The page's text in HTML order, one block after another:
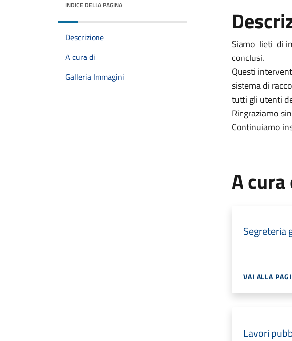
INDICE DELLA PAGINA
Descrizione
A cura di
Galleria Immagini
Siamo lieti di
conclusi.
Questi
sistema di
tutti gli utenti
Ringraziamo
Continuiamo
A cura
Segreteria
VAI ALLA
Lavori